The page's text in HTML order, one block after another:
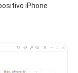
iPhone